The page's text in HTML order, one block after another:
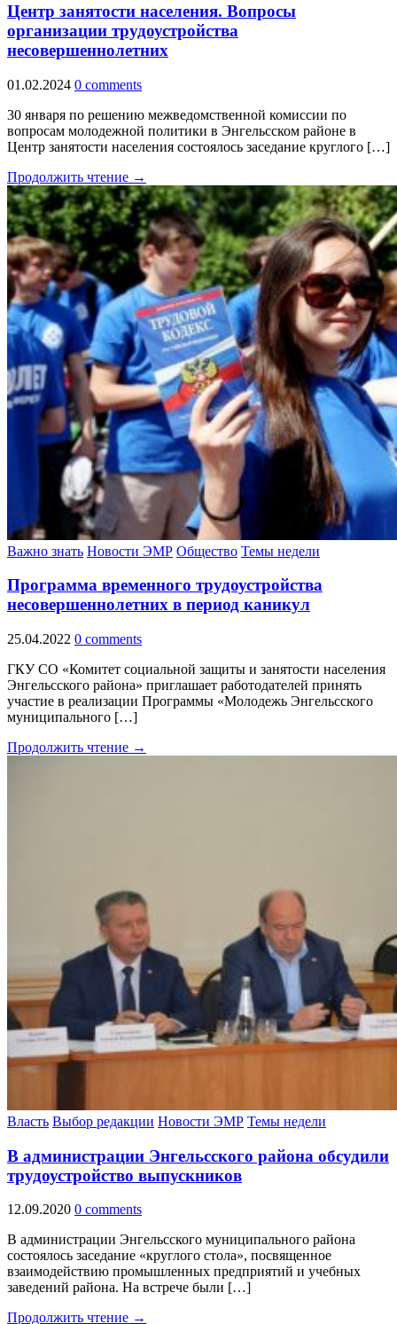
Центр занятости населения. Вопросы
организации трудоустройства
несовершеннолетних
01.02.2024 0 comments
30 января по решению межведомственной комиссии по
вопросам молодежной политики в Энгельсском районе в
Центр занятости населения состоялось заседание круглого […]
Продолжить чтение →
Важно знать Новости ЭМР Общество Темы недели
Программа временного трудоустройства
несовершеннолетних в период каникул
25.04.2022 0 comments
ГКУ СО «Комитет социальной защиты и занятости населения
Энгельсского района» приглашает работодателей принять
участие в реализации Программы «Молодежь Энгельсского
муниципального […]
Продолжить чтение →
Власть Выбор редакции Новости ЭМР Темы недели
В администрации Энгельсского района обсудили
трудоустройство выпускников
12.09.2020 0 comments
В администрации Энгельсского муниципального района
состоялось заседание «круглого стола», посвященное
взаимодействию промышленных предприятий и учебных
заведений района. На встрече были […]
Продолжить чтение →